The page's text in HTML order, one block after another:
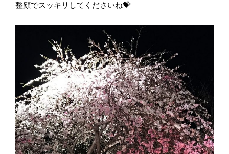
整顔でスッキリしてくださいね💝